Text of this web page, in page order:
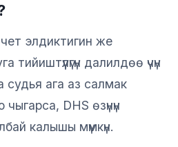
элдиктигин же
далилдөө үчүн
судья ага аз салмак
DHS өзүнүн
калышы мүмкүн.